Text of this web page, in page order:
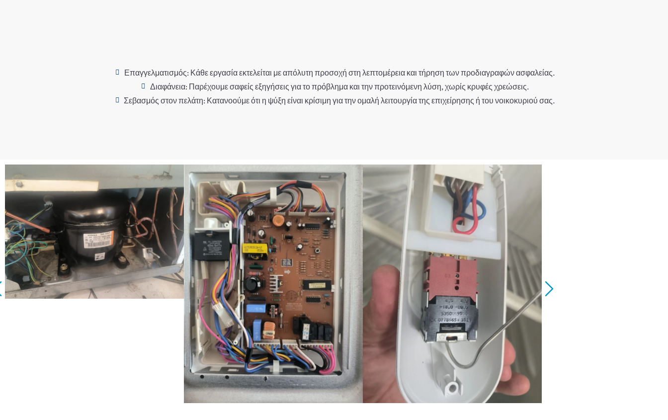
Επαγγελματισμός: Κάθε εργασία εκτελείται με απόλυτη προσοχή στη λεπτομέρεια και τήρηση των προδιαγραφών ασφαλείας.
Διαφάνεια: Παρέχουμε σαφείς εξηγήσεις για το πρόβλημα και την προτεινόμενη λύση, χωρίς κρυφές χρεώσεις.
Σεβασμός στον πελάτη: Κατανοούμε ότι η ψύξη είναι κρίσιμη για την ομαλή λειτουργία της επιχείρησης ή του νοικοκυριού σας.